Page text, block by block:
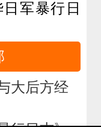
军暴行日
大后方经